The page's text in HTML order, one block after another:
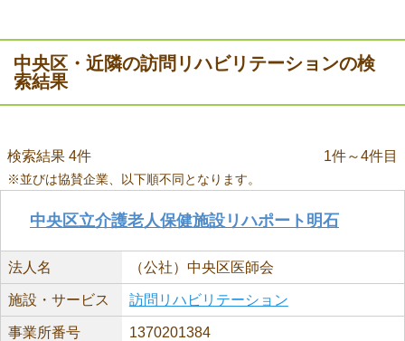
中央区・近隣の訪問リハビリテーションの検
索結果
検索結果 4件 1件～4件目
※並びは協賛企業、以下順不同となります。
中央区立介護老人保健施設リハポート明石
法人名 （公社）中央区医師会
施設・サービス 訪問リハビリテーション
事業所番号 1370201384